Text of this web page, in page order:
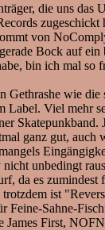
die uns das
zugeschickt
von
Bock auf ein
bin ich mal so
Gethrashe wie die
Label. Viel mehr
Skatepunkband.
ganz gut, auch
unbedingt
da es
trotzdem ist
Feine-Sahne-
James First,